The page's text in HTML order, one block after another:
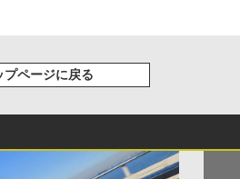
プページに戻る